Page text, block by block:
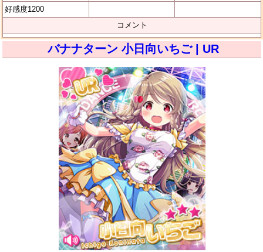
好感度1200
コメント
バナナターン 小日向いちご | UR